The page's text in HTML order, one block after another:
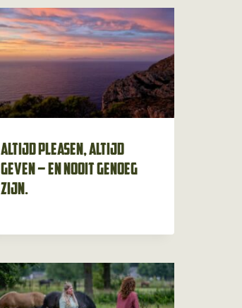
Altijd pleasen, altijd
geven – en nooit genoeg
zijn.